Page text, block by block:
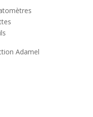
Adamel